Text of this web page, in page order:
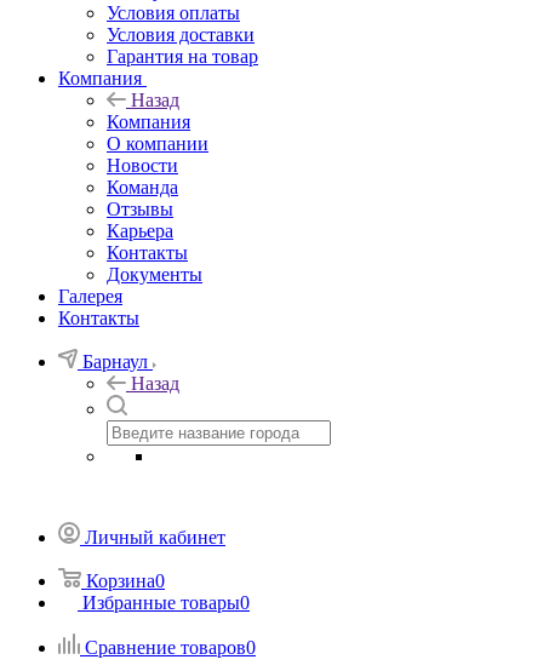
Условия оплаты
Условия доставки
Гарантия на товар
Компания
Назад
Компания
О компании
Новости
Команда
Отзывы
Карьера
Контакты
Документы
Галерея
Контакты
Барнаул
Назад
Личный кабинет
Корзина0
Избранные товары0
Сравнение товаров0